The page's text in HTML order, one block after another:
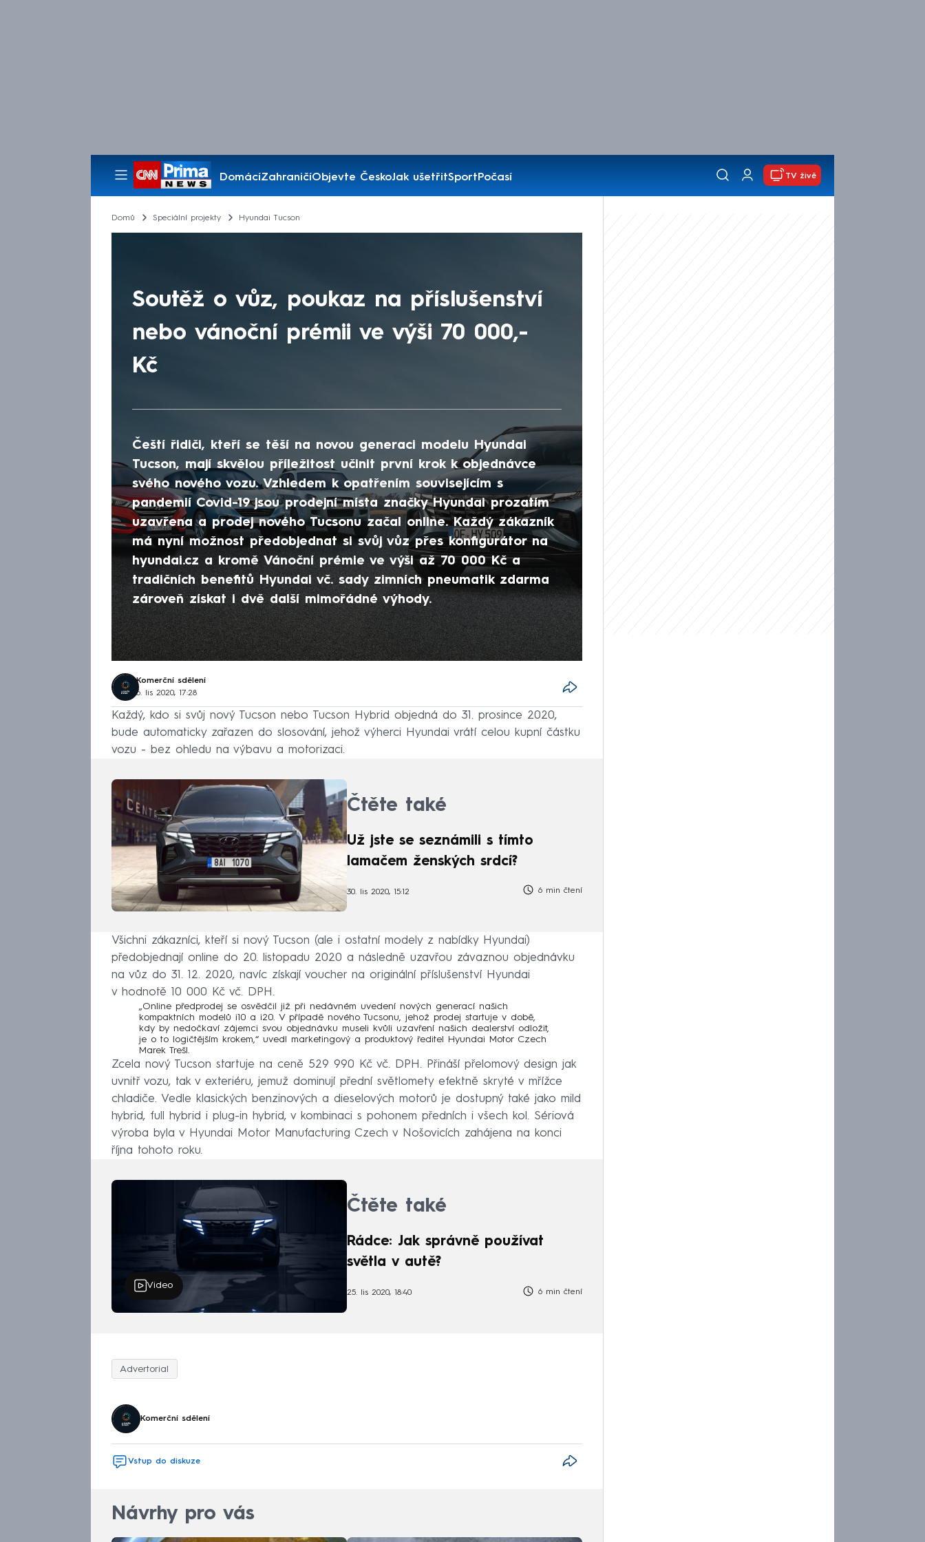
DomácíZahraničíObjevte ČeskoJak ušetřitSportPočasí
Pořady
TV živě
Domů Speciální projekty Hyundai Tucson
Soutěž o vůz, poukaz na příslušenství
nebo vánoční prémii ve výši 70 000,-
Kč
Čeští řidiči, kteří se těší na novou generaci modelu Hyundai
Tucson, mají skvělou příležitost učinit první krok k objednávce
svého nového vozu. Vzhledem k opatřením souvisejícím s
pandemií Covid-19 jsou prodejní místa značky Hyundai prozatím
uzavřena a prodej nového Tucsonu začal online. Každý zákazník
má nyní možnost předobjednat si svůj vůz přes konfigurátor na
hyundai.cz a kromě Vánoční prémie ve výši až 70 000 Kč a
tradičních benefitů Hyundai vč. sady zimních pneumatik zdarma
zároveň získat i dvě další mimořádné výhody.
Komerční sdělení
6. lis 2020, 17:28
Každý, kdo si svůj nový Tucson nebo Tucson Hybrid objedná do 31. prosince 2020,
bude automaticky zařazen do slosování, jehož výherci Hyundai vrátí celou kupní částku
vozu - bez ohledu na výbavu a motorizaci.
Čtěte také
Už jste se seznámili s tímto
lamačem ženských srdcí?
30. lis 2020, 15:12 6 min čtení
Všichni zákazníci, kteří si nový Tucson (ale i ostatní modely z nabídky Hyundai)
předobjednají online do 20. listopadu 2020 a následně uzavřou závaznou objednávku
na vůz do 31. 12. 2020, navíc získají voucher na originální příslušenství Hyundai
v hodnotě 10 000 Kč vč. DPH.
„Online předprodej se osvědčil již při nedávném uvedení nových generací našich
kompaktních modelů i10 a i20. V případě nového Tucsonu, jehož prodej startuje v době,
kdy by nedočkaví zájemci svou objednávku museli kvůli uzavření našich dealerství odložit,
je o to logičtějším krokem,“ uvedl marketingový a produktový ředitel Hyundai Motor Czech
Marek Trešl.
Zcela nový Tucson startuje na ceně 529 990 Kč vč. DPH. Přináší přelomový design jak
uvnitř vozu, tak v exteriéru, jemuž dominují přední světlomety efektně skryté v mřížce
chladiče. Vedle klasických benzinových a dieselových motorů je dostupný také jako mild
hybrid, full hybrid i plug-in hybrid, v kombinaci s pohonem předních i všech kol. Sériová
výroba byla v Hyundai Motor Manufacturing Czech v Nošovicích zahájena na konci
října tohoto roku.
Video
Čtěte také
Rádce: Jak správně používat
světla v autě?
25. lis 2020, 18:40 6 min čtení
Advertorial
Komerční sdělení
Vstup do diskuze
Návrhy pro vás